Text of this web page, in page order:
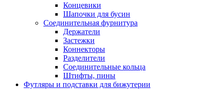
Концевики
Шапочки для бусин
Соединительная фурнитура
Держатели
Застежки
Коннекторы
Разделители
Соединительные кольца
Штифты, пины
Футляры и подставки для бижутерии